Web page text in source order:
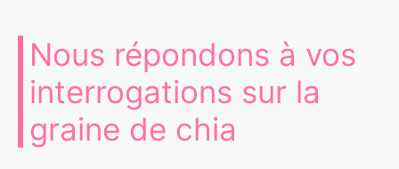
Nous répondons à vos
interrogations sur la
graine de chia